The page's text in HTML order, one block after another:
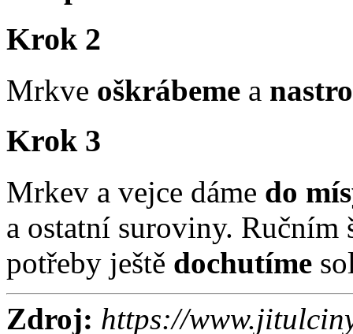
Krok 2
Mrkve oškrábeme a
Krok 3
Mrkev a vejce dáme do
a ostatní suroviny. Ručním
potřeby ještě dochutíme
Zdroj: https://